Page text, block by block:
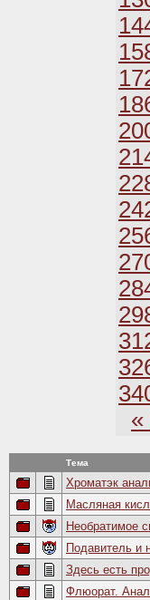
«
Тема
Хроматэк
Масляная
Необратимое
Подавитель и
Здесь есть
Флюорат.